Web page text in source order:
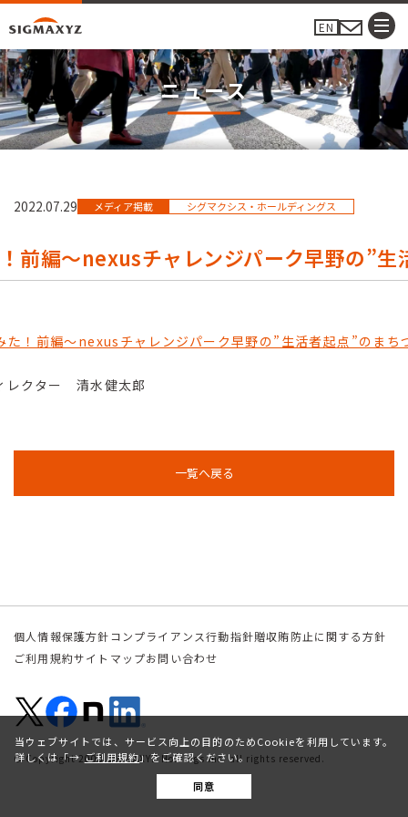
EN
ニュース
2022.07.29 シグマクシス・ホールディングス
メディア掲載
前編〜nexusチャレンジパーク早野の”
た！前編〜nexusチャレンジパーク早野の”生活者起点”のまち
クター 清水健太郎
一覧へ戻る
当ウェブサイトでは、サービス向上の目的のためCookieを利用しています。
詳しくは「
ご利用規約」をご確認ください。
同意
個人情報保護方針コンプライアンス行動指針贈収賄防止に関する方針
ご利用規約サイトマップお問い合わせ
© Copyright 2008 SIGMAXYZ Holdings Inc. all rights reserved.